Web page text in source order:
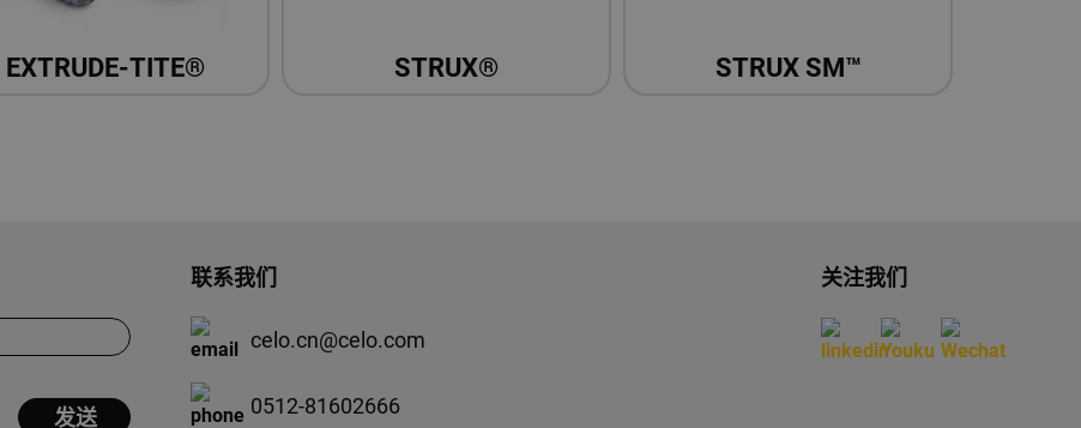
EXTRUDE-TITE® STRUX® STRUX SM™​
联系我们
celo.cn@celo.com
0512-81602666
关注我们